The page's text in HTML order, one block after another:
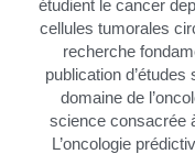
étudient le cancer
cellules tumorales
recherche
publication
domaine de
science consacrée
L’oncologie